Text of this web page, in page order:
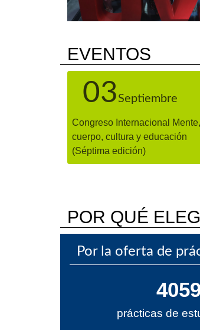
EVENTOS
03 Septiembre
Congreso Internacional Mente,
cuerpo, cultura y educación
(Séptima edición)
POR QUÉ
Por la oferta de
prácticas de